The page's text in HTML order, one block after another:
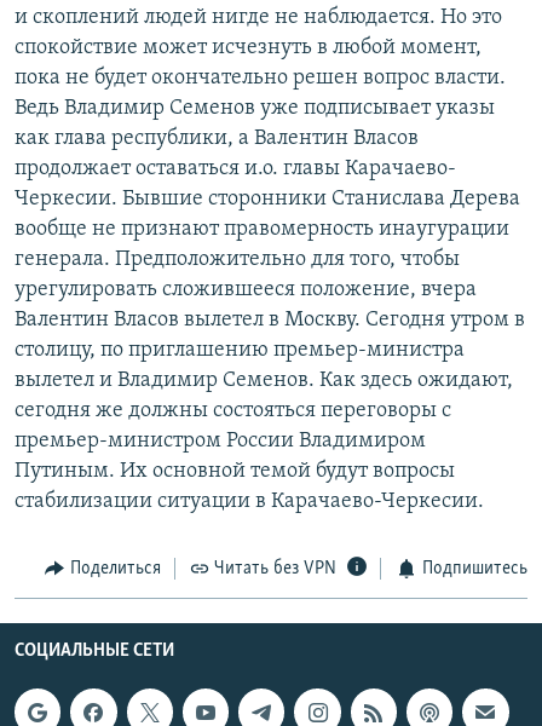
и скоплений людей нигде не наблюдается. Но это
спокойствие может исчезнуть в любой момент,
пока не будет окончательно решен вопрос власти.
Ведь Владимир Семенов уже подписывает указы
как глава республики, а Валентин Власов
продолжает оставаться и.о. главы Карачаево-
Черкесии. Бывшие сторонники Станислава Дерева
вообще не признают правомерность инаугурации
генерала. Предположительно для того, чтобы
урегулировать сложившееся положение, вчера
Валентин Власов вылетел в Москву. Сегодня утром в
столицу, по приглашению премьер-министра
вылетел и Владимир Семенов. Как здесь ожидают,
сегодня же должны состояться переговоры с
премьер-министром России Владимиром
Путиным. Их основной темой будут вопросы
стабилизации ситуации в Карачаево-Черкесии.
Поделиться Читать без VPN Подпишитесь
СОЦИАЛЬНЫЕ СЕТИ